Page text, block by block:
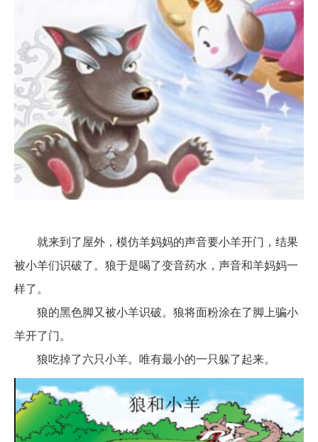
就来到了屋外，模仿羊妈妈的声音要小羊开门 ， 结果
被小羊们识破了 。狼于是喝了变音药水 ， 声音和羊妈妈一
样了。
狼的黑色脚又被小羊识破。狼将面粉涂在了脚上骗小
羊开了门。
狼吃掉了六只小羊。唯有最小的一只躲了起来。